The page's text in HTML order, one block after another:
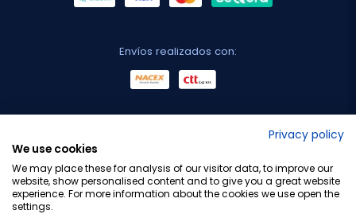
Envíos realizados con:
Privacy policy
We use cookies
We may place these for analysis of our visitor data, to improve our
website, show personalised content and to give you a great website
experience. For more information about the cookies we use open the
settings.